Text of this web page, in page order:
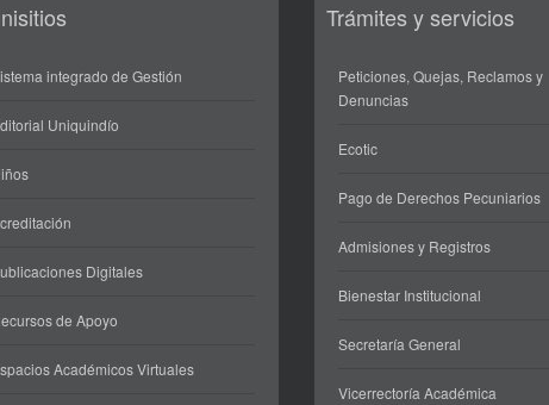
integrado de Gestión
Uniquindío
Digitales
de Apoyo
Académicos Virtuales
Trámites y servicios
Peticiones, Quejas, Reclamos y
Denuncias
Ecotic
Pago de Derechos Pecuniarios
Admisiones y Registros
Bienestar Institucional
Secretaría General
Vicerrectoría Académica